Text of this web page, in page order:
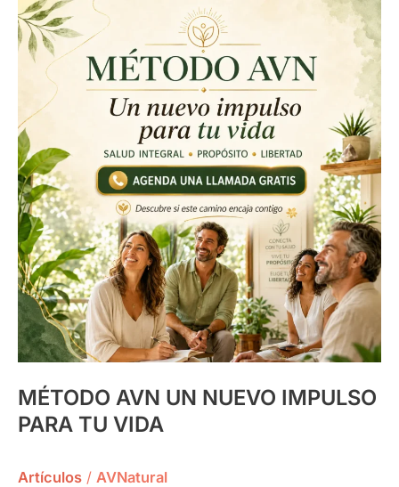
MÉTODO AVN UN NUEVO IMPULSO
PARA TU VIDA
Artículos / AVNatural
MÉTODO
AVN
UN
NUEVO
IMPULSO
PARA
TU
VIDA